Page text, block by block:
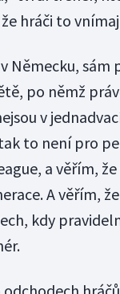
hráči to
Německu,
po němž
v
to není pro
a věřím,
A věřím,
kdy